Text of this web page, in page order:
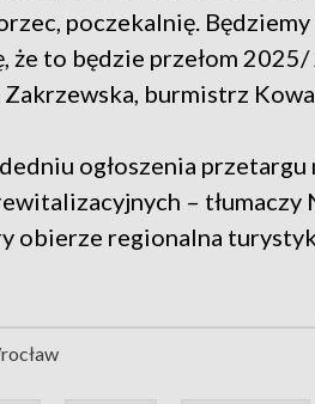
poczekalnię.
że to będzie przełom
burmistrz
ogłoszenia
– tłumaczy
obierze regionalna